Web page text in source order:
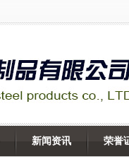
新闻资讯 荣誉